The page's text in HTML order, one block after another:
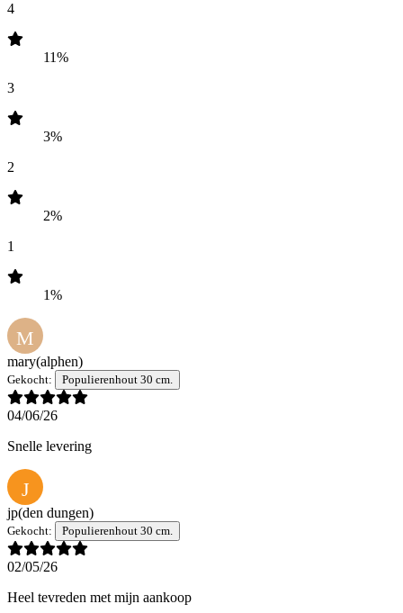
4
11%
3
3%
2
2%
1
1%
M
mary(alphen)
Gekocht: Populierenhout 30 cm.
04/06/26
Snelle levering
J
jp(den dungen)
Gekocht: Populierenhout 30 cm.
02/05/26
Heel tevreden met mijn aankoop